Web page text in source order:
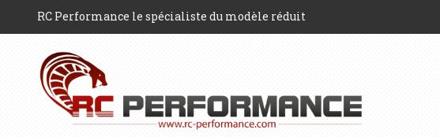
RC Performance le spécialiste du modèle réduit